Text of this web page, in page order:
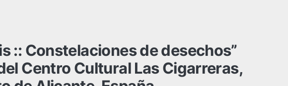
:: Constelaciones de desechos”
Centro Cultural Las Cigarreras,